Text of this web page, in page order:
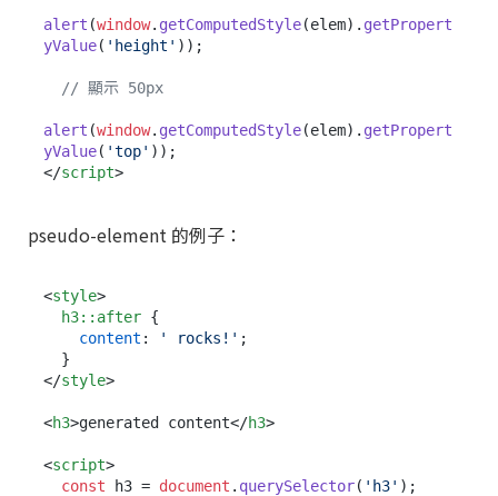
alert (window. getComputedStyle(elem). getPropert
yValue( 'height' ));
// 顯示 50px
alert (window. getComputedStyle(elem). getPropert
yValue( 'top'
</script>
pseudo-element 的例子：
<style>
h3::after {
content : ' rocks!' ;
</style>
<h3>generated content</h3>
<script>
const h3 = document . querySelector( 'h3' );